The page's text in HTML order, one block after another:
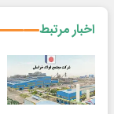
اخبار مرتبط